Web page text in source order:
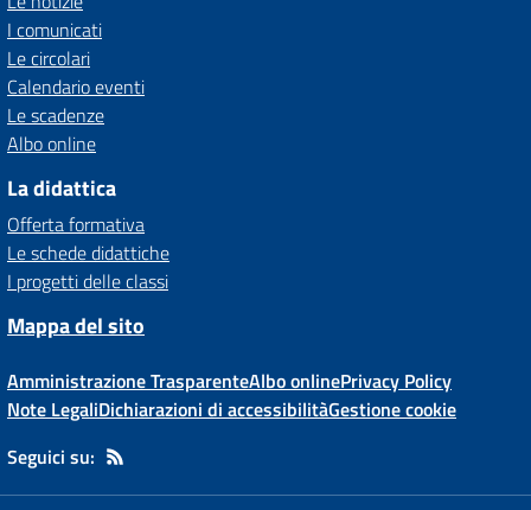
I comunicati
Le circolari
Calendario eventi
Le scadenze
Albo online
La didattica
Offerta formativa
Le schede didattiche
I progetti delle classi
Mappa del sito
Amministrazione TrasparenteAlbo onlinePrivacy Policy
Note LegaliDichiarazioni di accessibilitàGestione cookie
Seguici su: